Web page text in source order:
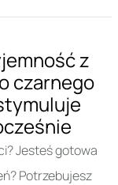
z
czarnego
Jesteś gotowa
Potrzebujesz